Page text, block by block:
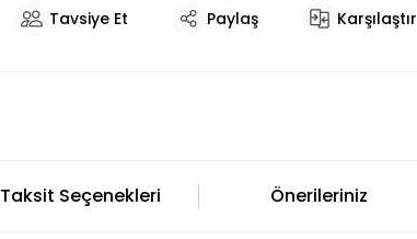
Tavsiye Et
Paylaş Karşılaştır
Taksit Seçenekleri Önerileriniz